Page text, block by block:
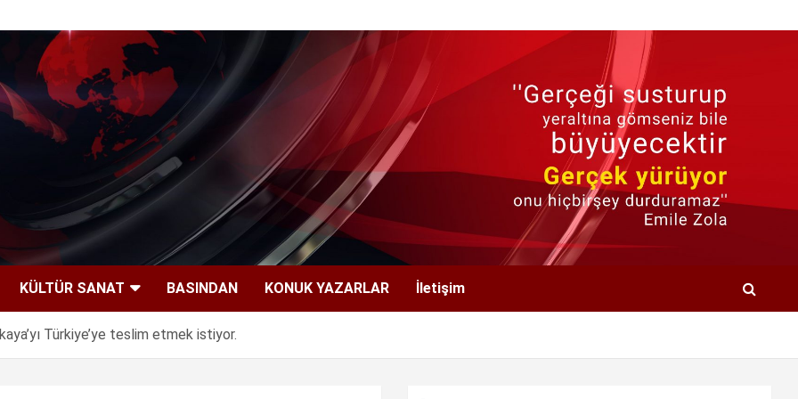
KÜLTÜR SANAT BASINDAN KONUK YAZARLAR İletişim
Türkiye’ye teslim etmek istiyor.